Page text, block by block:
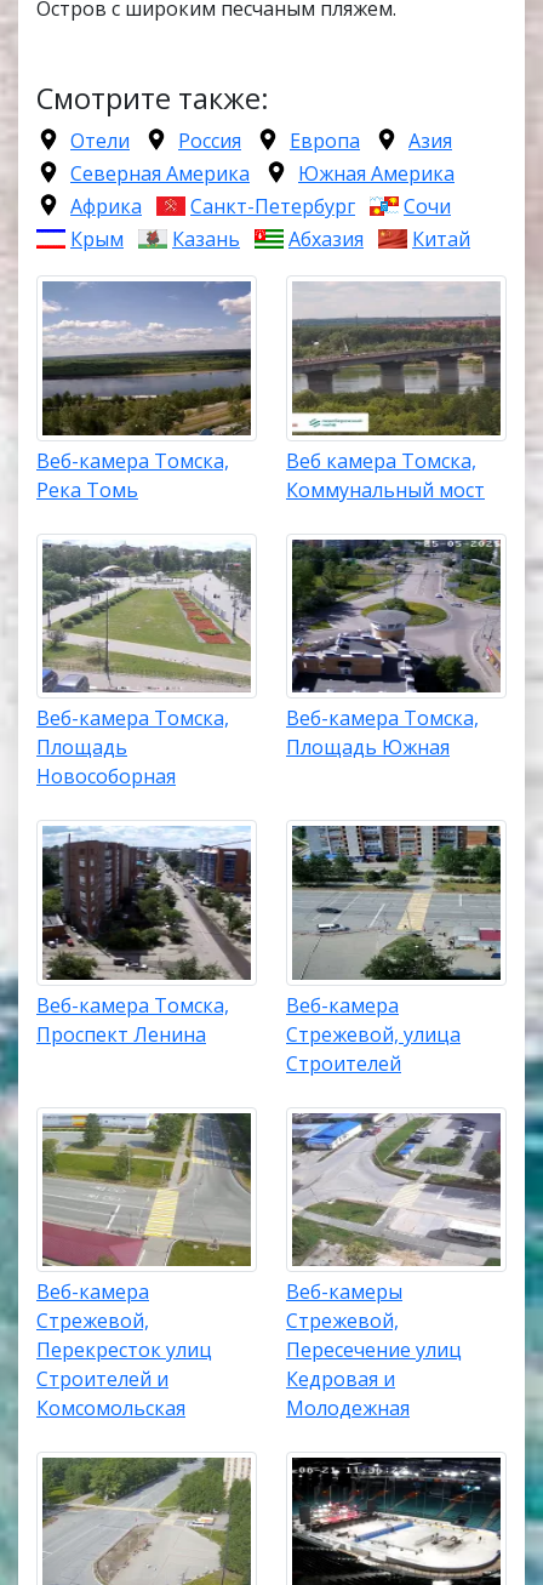
Остров с широким песчаным пляжем.
Смотрите также:
Отели Россия Европа
Азия
Северная Америка
Южная Америка
Африка
Санкт-Петербург
Сочи
Крым
Казань Абхазия Китай
Веб-камера Томска,
Река Томь
Веб камера Томска,
Коммунальный мост
Веб-камера Томска,
Площадь
Новособорная
Веб-камера Томска,
Площадь Южная
Веб-камера Томска,
Проспект Ленина
Веб-камера
Стрежевой, улица
Строителей
Веб-камера
Стрежевой,
Перекресток улиц
Строителей и
Комсомольская
Веб-камеры
Стрежевой,
Пересечение улиц
Кедровая и
Молодежная